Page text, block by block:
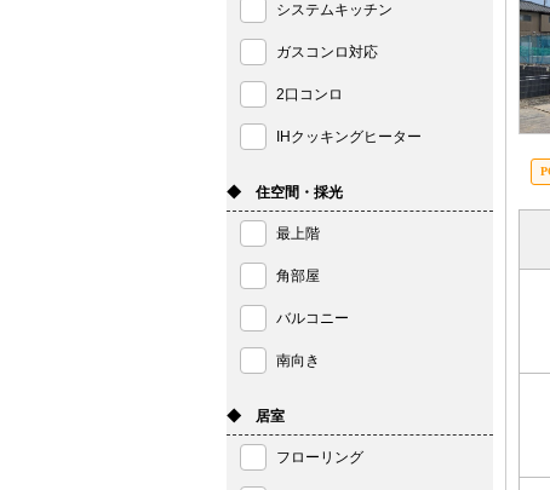
システムキッチン
ガスコンロ対応
2口コンロ
IHクッキングヒーター
◆ 住空間・採光
最上階
角部屋
バルコニー
南向き
◆ 居室
フローリング